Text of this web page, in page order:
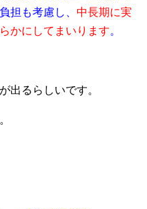
担も考慮し、 中長期に実
かにしてまいります。
出るらしいです。